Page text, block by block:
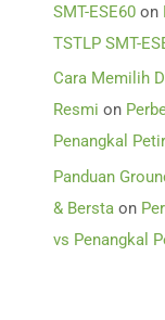
SMT-ESE60 on
TSTLP SMT-
Cara Memilih
Resmi on
Penangkal
Panduan
& Bersta on
vs Penangkal